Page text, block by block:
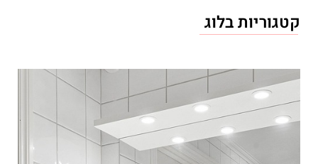
קטגוריות בלוג